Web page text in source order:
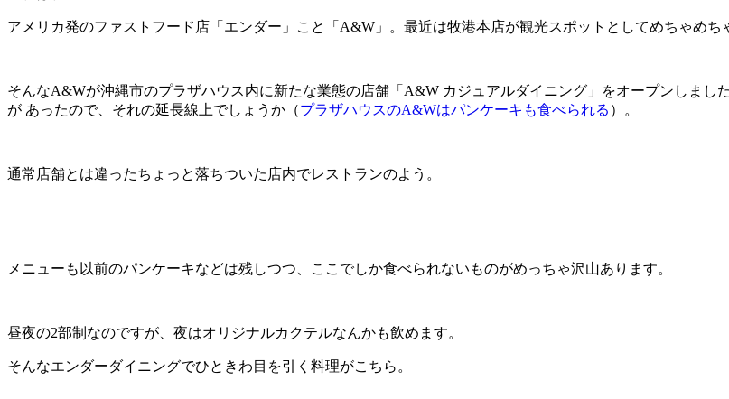
アメリカ発のファストフード店「エンダー」こと「A&W」。最近は牧港本店が観光スポットとしてめちゃめち
そんなA&Wが沖縄市のプラザハウス内に新たな業態の店舗「A&W カジュアルダイニング」をオープンしまし
が あったので、それの延長線上でしょうか（プラザハウスのA&Wはパンケーキも食べられる ）。
通常店舗とは違ったちょっと落ちついた店内でレストランのよう。
メニューも以前のパンケーキなどは残しつつ、ここでしか食べられないものがめっちゃ沢山あります。
昼夜の2部制なのですが、夜はオリジナルカクテルなんかも飲めます。
そんなエンダーダイニングでひときわ目を引く料理がこちら。